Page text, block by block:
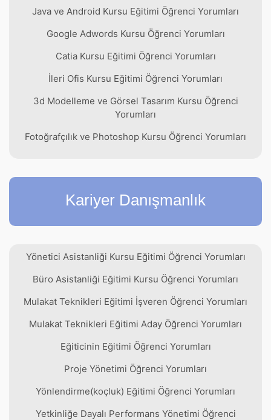
Java ve Android Kursu Eğitimi Öğrenci Yorumları
Google Adwords Kursu Öğrenci Yorumları
Catia Kursu Eğitimi Öğrenci Yorumları
İleri Ofis Kursu Eğitimi Öğrenci Yorumları
3d Modelleme ve Görsel Tasarım Kursu Öğrenci
Yorumları
Fotoğrafçılık ve Photoshop Kursu Öğrenci Yorumları
Kariyer Danışmanlık
Yönetici Asistanliği Kursu Eğitimi Öğrenci Yorumları
Büro Asistanliği Eğitimi Kursu Öğrenci Yorumları
Mulakat Teknikleri Eğitimi İşveren Öğrenci Yorumları
Mulakat Teknikleri Eğitimi Aday Öğrenci Yorumları
Eğiticinin Eğitimi Öğrenci Yorumları
Proje Yönetimi Öğrenci Yorumları
Yönlendirme(koçluk) Eğitimi Öğrenci Yorumları
Yetkinliğe Dayalı Performans Yönetimi Öğrenci